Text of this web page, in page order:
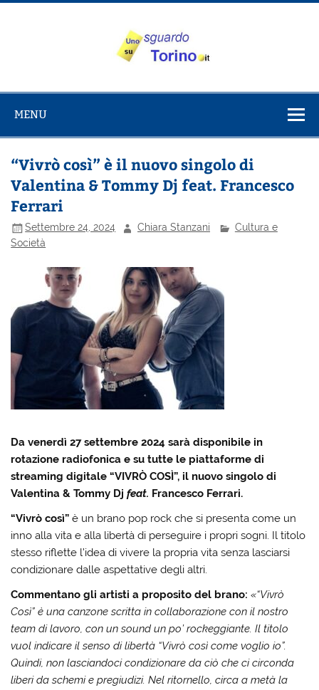
Salta
su Torino
MENU
“Vivrò così” è il nuovo singolo di
Valentina & Tommy Dj feat. Francesco
Ferrari
Settembre 24, 2024 Chiara Stanzani
Cultura e
Società
Da venerdì 27 settembre 2024 sarà disponibile in
rotazione radiofonica e su tutte le piattaforme di
streaming digitale “VIVRÒ COSÌ”, il nuovo singolo di
Valentina & Tommy Djfeat. Francesco Ferrari.
“Vivrò così”è un brano pop rock che si presenta come un
inno alla vita e alla libertà di perseguire i propri sogni. Il titolo
stesso riflette l’idea di vivere la propria vita senza lasciarsi
condizionare dalle aspettative degli altri.
Commentano gli artisti a proposito del brano: «“Vivrò
Così” è una canzone scritta in collaborazione con il nostro
team di lavoro, con un sound un po’ rockeggiante. Il titolo
vuol indicare il senso di libertà “Vivrò così come voglio io”.
Quindi, non lasciandoci condizionare da ciò che ci circonda
liberi da schemi e pregiudizi. Nel ritornello, circa a metà la